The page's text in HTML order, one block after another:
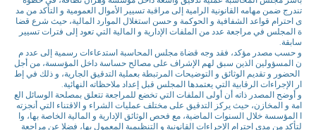
تندرج ضمن مهامه القانونية الرامية إلى مراقبة تسيير الأموال العمومية و التأكد من مد
ى احترام قواعد الشفافية و الحوكمة و حسن استغلال الموارد المالية، حيث شرع قضا
ة المجلس في مراجعة عدد من الملفات الإدارية و المالية التي تعود إلى فترات تسيير
سابقة.
و حسب مصدر مؤكد، فقد وجه قضاة مجلس المحاسبة استدعاءات رسمية إلى عدد م
ن المسؤولين الذين سبق لهم الإشراف على مصالح حساسة داخل المؤسسة، من أجل
الحضور و تقديم الوثائق و التوضيحات المرتبطة بعملية التدقيق الجارية، و ذلك في إط
ار الإجراءات الرقابية التي يعتمدها المجلس قبل إعداد ملاحظاته النهائية.
و أوضح المصدر ذاته أن أولى الملفات التي تخضع للمراجعة تتعلق بمصلحة الوسائل الع
امة و المخازن، حيث يركز التدقيق على مختلف عمليات الشراء و الاقتناء التي أنجزته
ا المؤسسة خلال السنوات الماضية، مع فحص الوثائق الإدارية و المالية الخاصة بها، وا
لتأكد من مدى احترام الإجراءات القانونية و التنظيمية المعمول بها، فضلا عن مراجعة